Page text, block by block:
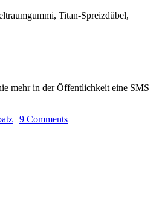
Titan-Spreizdübel,
mehr in der Öffentlichkeit eine SMS
9 Comments